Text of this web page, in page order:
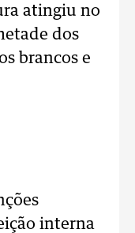
atingiu no
dos
brancos e
interna